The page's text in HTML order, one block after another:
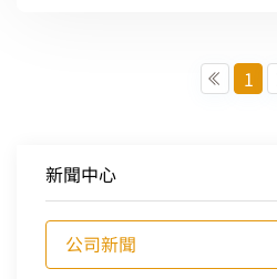
1
新聞中心
公司新聞